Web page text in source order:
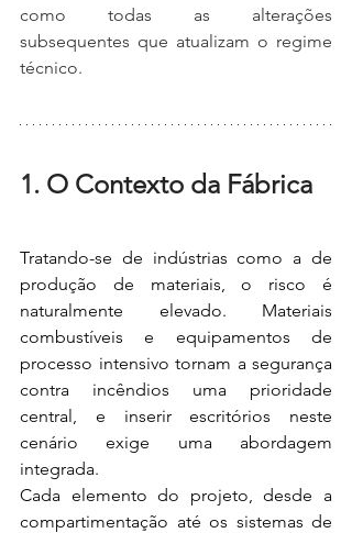
como todas as alterações
subsequentes que atualizam o regime
técnico.
1. O Contexto da Fábrica
Tratando-se de indústrias como a de
produção de materiais, o risco é
naturalmente elevado. Materiais
combustíveis e equipamentos de
processo intensivo tornam a segurança
contra incêndios uma prioridade
central, e inserir escritórios neste
cenário exige uma abordagem
integrada.
Cada elemento do projeto, desde a
compartimentação até os sistemas de